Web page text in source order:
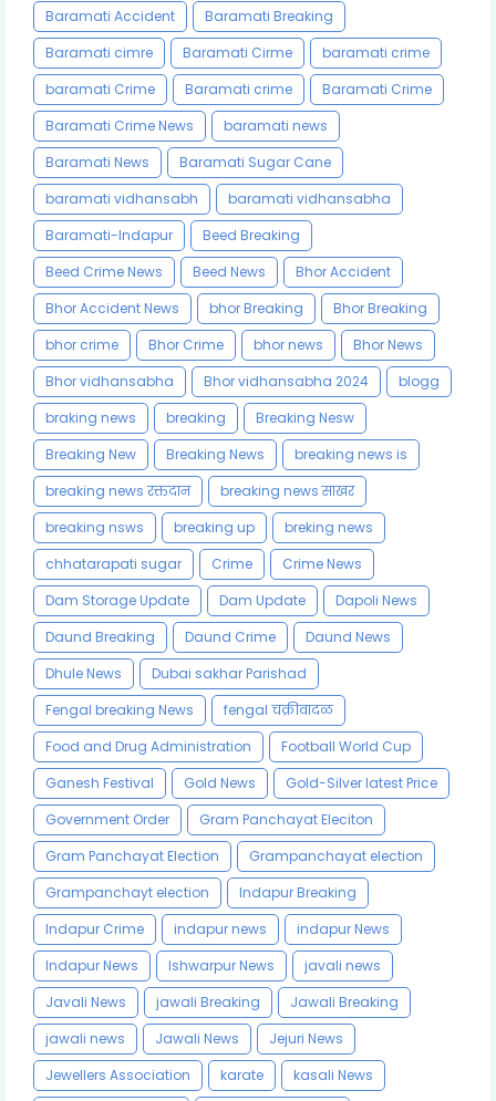
Baramati Accident
Baramati Breaking
Baramati cimre
Baramati Cirme
baramati crime
baramati Crime
Baramati crime
Baramati Crime
Baramati Crime News
baramati news
Baramati News
Baramati Sugar Cane
baramati vidhansabh
baramati vidhansabha
Baramati-Indapur
Beed Breaking
Beed Crime News
Beed News
Bhor Accident
Bhor Accident News
bhor Breaking
Bhor Breaking
bhor crime
Bhor Crime bhor news
Bhor News
Bhor vidhansabha
Bhor vidhansabha 2024
blogg
braking news
breaking
Breaking Nesw
Breaking New
Breaking News
breaking news is
breaking news रक्तदान
breaking news साखर
breaking nsws
breaking up
breking news
chhatarapati sugar
Crime
Crime News
Dam Storage Update
Dam Update
Dapoli News
Daund Breaking
Daund Crime
Daund News
Dhule News
Dubai sakhar Parishad
Fengal breaking News
fengal चक्रीवादळ
Food and Drug Administration
Football World Cup
Ganesh Festival
Gold News
Gold-Silver latest Price
Government Order
Gram Panchayat Eleciton
Gram Panchayat Election
Grampanchayat election
Grampanchayt election
Indapur Breaking
Indapur Crime
indapur news
indapur News
Indapur News
Ishwarpur News
javali news
Javali News
jawali Breaking
Jawali Breaking
jawali news
Jawali News
Jejuri News
Jewellers Association
karate
kasali News